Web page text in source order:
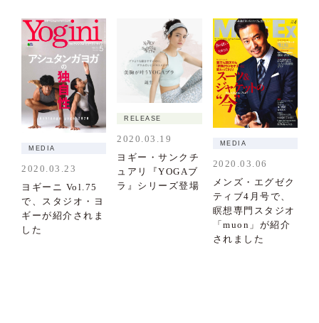
MEDIA
2020.03.23
ヨギーニ Vol.75
で、スタジオ・ヨ
ギーが紹介されま
した
RELEASE
2020.03.19
ヨギー・サンクチ
ュアリ『YOGAブ
ラ』シリーズ登場
MEDIA
2020.03.06
メンズ・エグゼク
ティブ4月号で、
瞑想専門スタジオ
「muon」が紹介
されました